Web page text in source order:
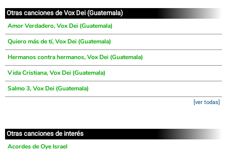
Otras canciones de Vox Dei (Guatemala)
Amor Verdadero, Vox Dei (Guatemala)
Quiero más de tí, Vox Dei (Guatemala)
Hermanos contra hermanos, Vox Dei (Guatemala)
Vida Cristiana, Vox Dei (Guatemala)
Salmo 3, Vox Dei (Guatemala)
[ver todas]
Otras canciones de interés
Acordes de Oye Israel